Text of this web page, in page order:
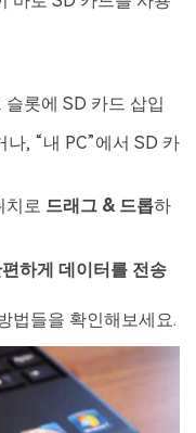
롯에 SD 카드 삽입
나, “내 PC”에서 SD 카
치로 드래그 & 드롭하
하게 데이터를 전송
법들을 확인해보세요.